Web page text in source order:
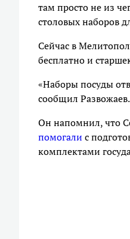
там просто не из
столовых наборов
Сейчас в
бесплатно и
«Наборы посуды
сообщил Развожаев.
Он напомнил, что
помогали с
комплектами